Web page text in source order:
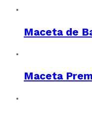
Maceta de
Maceta